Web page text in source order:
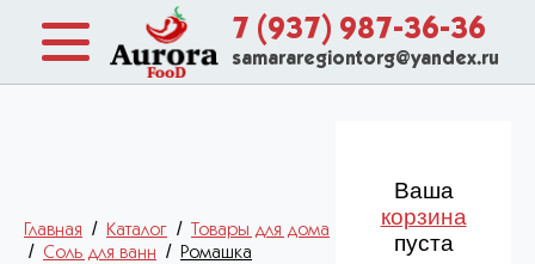
7 (937) 987-36-36
samararegiontorg@yandex.ru
Главная / Каталог / Товары для дома
/ Соль для ванн / Ромашка
Ваша
корзина
пуста